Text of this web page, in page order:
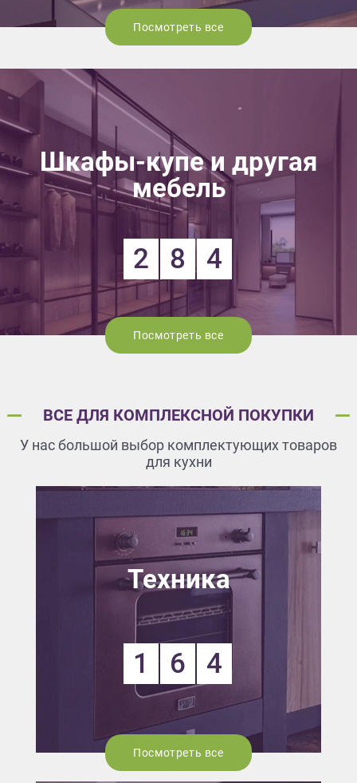
Посмотреть все
Шкафы-купе и другая
мебель
2 8 4
Посмотреть все
ВСЕ ДЛЯ КОМПЛЕКСНОЙ ПОКУПКИ
У нас большой выбор комплектующих товаров
для кухни
Техника
1 6 4
Посмотреть все